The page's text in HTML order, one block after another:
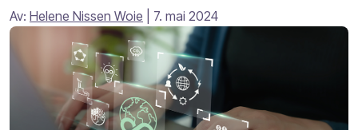
Av: Helene Nissen Woie | 7. mai 2024